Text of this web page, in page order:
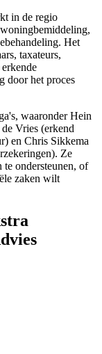
in de regio
Het
taxateurs,
door het proces
waaronder Hein
Vries (erkend
en Chris Sikkema
Ze
ondersteunen, of
zaken wilt